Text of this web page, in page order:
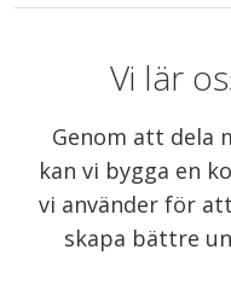
Vi lär
Genom att dela
kan vi bygga en
vi använder för
skapa bättre